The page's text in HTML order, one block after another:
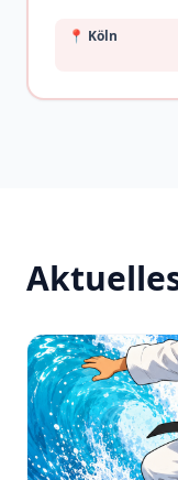
📍 Köln